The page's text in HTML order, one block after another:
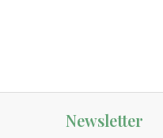
Newsletter
Certyfikowana